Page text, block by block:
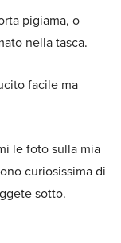
pigiama, o
nella tasca.
facile ma
le foto sulla mia
curiosissima di
sotto.